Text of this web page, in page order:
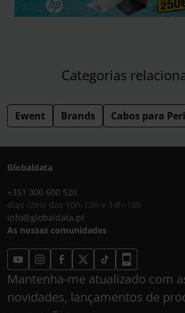
Categorias
Ewent Brands Cabos para
Globaldata
+351 300 600 520
dias úteis das 10h-13h e 14h-18h
info@globaldata.pt
As nossas comunidades
Mantenha-me atualizado com
novidades, lançamentos de